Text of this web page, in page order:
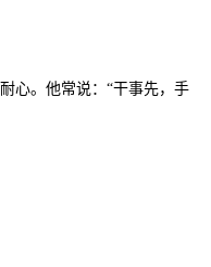
心。他常说：“干事先，手